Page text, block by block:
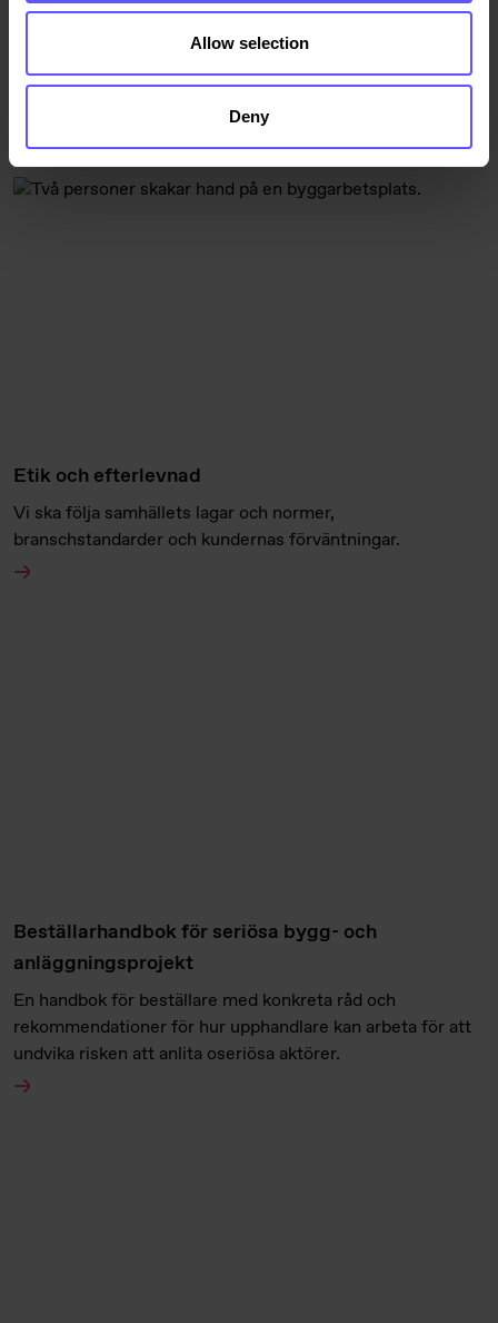
Allow selection
Deny
gäller för våra underleverantörer.
Intressant för dig?
Etik och efterlevnad
Vi ska följa samhällets lagar och normer,
branschstandarder och kundernas förväntningar.
Beställarhandbok för seriösa bygg- och
anläggningsprojekt
En handbok för beställare med konkreta råd och
rekommendationer för hur upphandlare kan arbeta för att
undvika risken att anlita oseriösa aktörer.